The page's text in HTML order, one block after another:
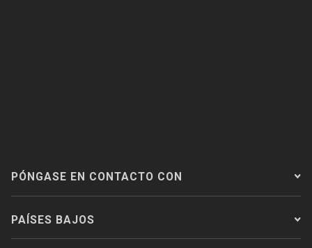
PÓNGASE EN CONTACTO CON
PAÍSES BAJOS